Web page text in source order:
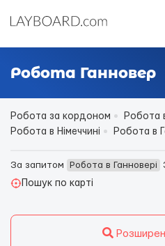
Робота Ганновер
Робота за кордоном
Робота
Робота в Німеччині
Робота в
За запитом Робота в Ганновері
Пошук по карті